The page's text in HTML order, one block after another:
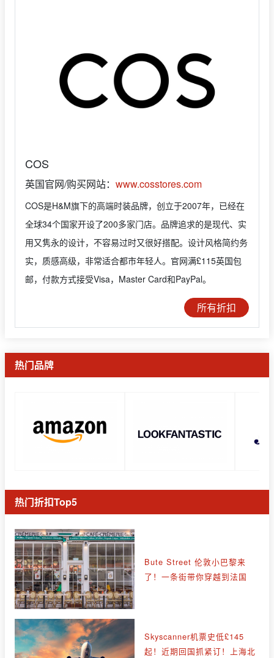
COS
英国官网/购买网站： www.cosstores.com
COS是H&M旗下的高端时装品牌，创立于2007年，已经在
全球34个国家开设了200多家门店。品牌追求的是现代、实
用又隽永的设计，不容易过时又很好搭配。设计风格简约务
实，质感高级，非常适合都市年轻人。官网满£115英国包
邮，付款方式接受Visa，Master Card和PayPal。
所有折扣
热门品牌
热门折扣Top5
Bute Street 伦敦小巴黎来
了！一条街带你穿越到法国
Skyscanner机票史低£145
起！近期回国抓紧订！上海北